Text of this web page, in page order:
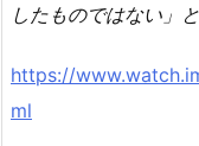
したものではない」
https://
ml